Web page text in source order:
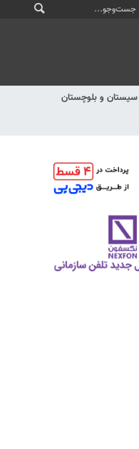
سیستان و بلوچستان